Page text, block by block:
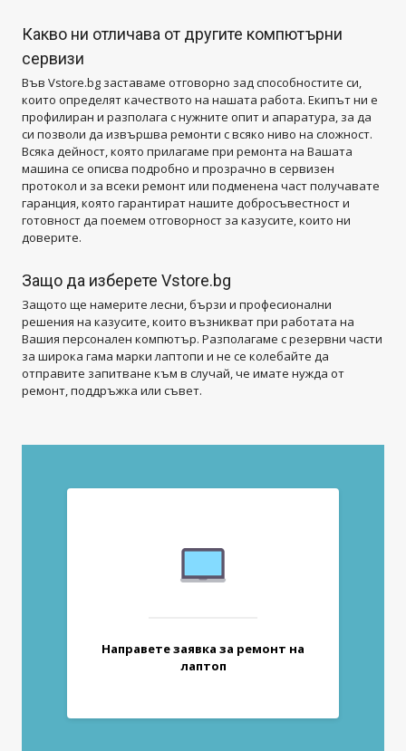
Какво ни отличава от другите компютърни
сервизи
Във Vstore.bg заставаме отговорно зад способностите си,
които определят качеството на нашата работа. Екипът ни е
профилиран и разполага с нужните опит и апаратура, за да
си позволи да извършва ремонти с всяко ниво на сложност.
Всяка дейност, която прилагаме при ремонта на Вашата
машина се описва подробно и прозрачно в сервизен
протокол и за всеки ремонт или подменена част получавате
гаранция, която гарантират нашите добросъвестност и
готовност да поемем отговорност за казусите, които ни
доверите.
Защо да изберете Vstore.bg
Защото ще намерите лесни, бързи и професионални
решения на казусите, които възникват при работата на
Вашия персонален компютър. Разполагаме с резервни части
за широка гама марки лаптопи и не се колебайте да
отправите запитване към в случай, че имате нужда от
ремонт, поддръжка или съвет.
Направете заявка за ремонт на
лаптоп